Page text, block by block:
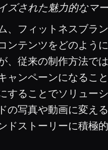
ズされた魅力的なマ
、フィットネスブラ
ンテンツをどのよう
、従来の制作方法で
ャンペーンになるこ
することでソリュー
の写真や動画に変え
ドストーリーに積極